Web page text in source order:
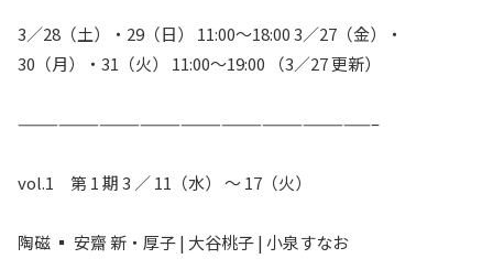
3／28（土）・29（日） 11:00～18:00 3／27（金）・
30（月）・31（火） 11:00～19:00 （3／27 更新）
——————————————————————————–
vol.1 第 1 期 3 ／ 11（水） 〜 17（火）
陶磁 ▪ 安齋 新・厚子 | 大谷桃子 | 小泉すなお